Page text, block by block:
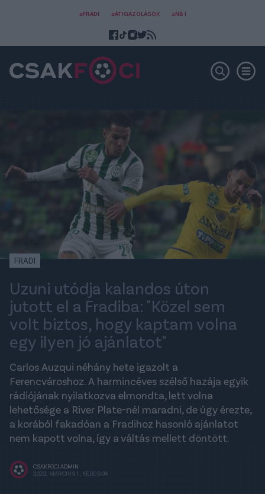
#FRADI #ÁTIGAZOLÁSOK #NB I
FRADI
Uzuni utódja kalandos úton
jutott el a Fradiba: "Közel sem
volt biztos, hogy kaptam volna
egy ilyen jó ajánlatot"
Carlos Auzqui néhány hete igazolt a
Ferencvároshoz. A harmincéves szélső hazája egyik
rádiójának nyilatkozva elmondta, lett volna
lehetősége a River Plate-nél maradni, de úgy érezte,
a korából fakadóan a Fradihoz hasonló ajánlatot
nem kapott volna, így a váltás mellett döntött.
CSAKFOCI ADMIN
2022. MÁRCIUS 1., KEDD 9:08